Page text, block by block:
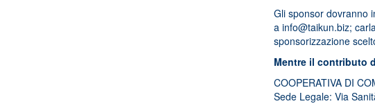
Gli sponsor dovranno
a info@taikun.biz;
sponsorizzazione
Mentre il contributo
COOPERATIVA DI
Sede Legale: Via